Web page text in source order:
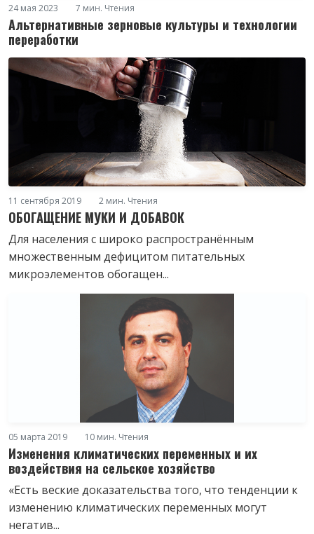
24 мая 2023 7 мин. Чтения
Альтернативные зерновые культуры и технологии
переработки
11 сентября 2019 2 мин. Чтения
ОБОГАЩЕНИЕ МУКИ И ДОБАВОК
Для населения с широко распространённым
множественным дефицитом питательных
микроэлементов обогащен...
05 марта 2019 10 мин. Чтения
Изменения климатических переменных и их
воздействия на сельское хозяйство
«Есть веские доказательства того, что тенденции к
изменению климатических переменных могут
негатив...